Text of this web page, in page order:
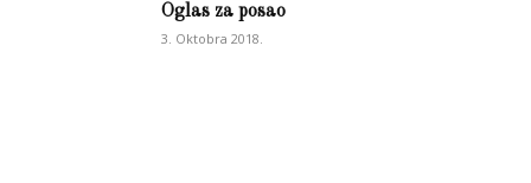
Oglas za posao
3. Oktobra 2018.